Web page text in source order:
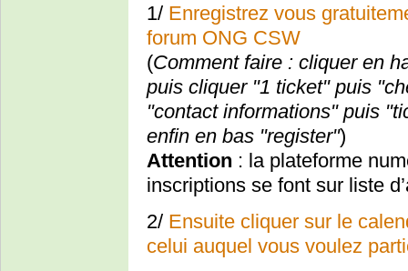
1/ Enregistrez vous
forum ONG CSW
(Comment faire : cliquer en
puis cliquer "1 ticket" puis
"contact informations" puis
enfin en bas "register")
Attention : la plateforme
inscriptions se font sur liste
2/ Ensuite cliquer sur le
celui auquel vous voulez